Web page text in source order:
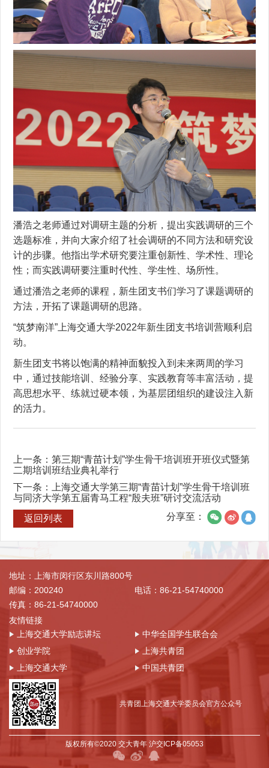
潘浩之老师通过对调研主题的分析，提出实践调研的三个
选题标准，并向大家介绍了社会调研的不同方法和研究设
计的步骤。他指出学术研究要注重创新性、学术性、理论
性；而实践调研要注重时代性、学生性、场所性。
通过潘浩之老师的课程，新生团支书们学习了课题调研的
方法，开拓了课题调研的思路。
“筑梦南洋”上海交通大学2022年新生团支书培训营顺利启
动。
新生团支书将以饱满的精神面貌投入到未来两周的学习
中，通过技能培训、经验分享、实践教育等丰富活动，提
高思想水平、练就过硬本领，为基层团组织的建设注入新
的活力。
上一条： 第三期“青苗计划”学生骨干培训班开班仪式暨第
二期培训班结业典礼举行
下一条： 上海交通大学第三期“青苗计划”学生骨干培训班
与同济大学第五届青马工程“殷夫班”研讨交流活动
分享至：
返回列表
地址：上海市闵行区东川路800号
邮编：200240
电话：86-21-54740000
传真：86-21-54740000
友情链接
上海交通大学励志讲坛
中华全国学生联合会
创业学院
上海共青团
上海交通大学
中国共青团
共青团上海交通大学委员会官方公众号
版权所有©2020 交大青年 沪交ICP备05053